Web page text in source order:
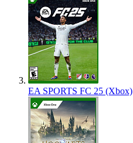
EA SPORTS FC 25 (Xbox)